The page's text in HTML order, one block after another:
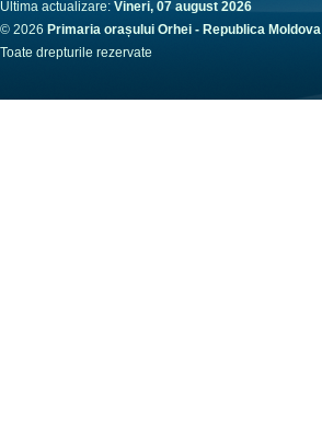
Ultima actualizare: Vineri, 07 august 2026
© 2026 Primaria orașului Orhei - Republica Moldova
Toate drepturile rezervate